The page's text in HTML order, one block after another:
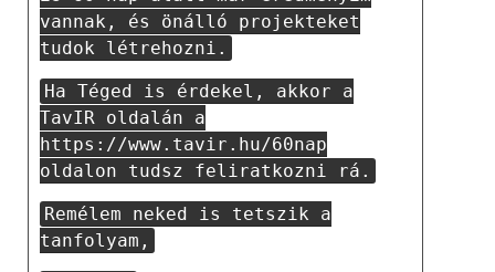
vannak, és önálló projekteket
tudok létrehozni.
Ha Téged is érdekel, akkor a
TavIR oldalán a
https://www.tavir.hu/60nap
oldalon tudsz feliratkozni rá.
Remélem neked is tetszik a
tanfolyam,